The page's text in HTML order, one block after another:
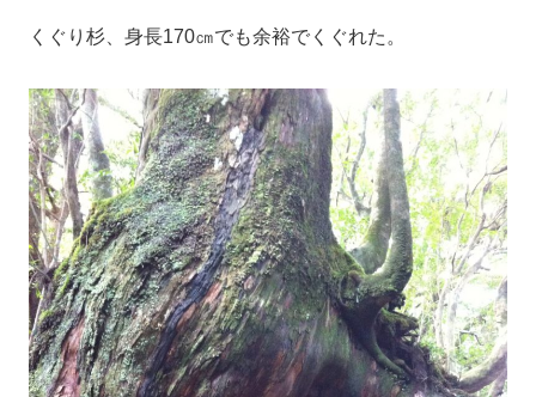
くぐり杉、身長170㎝でも余裕でくぐれた。